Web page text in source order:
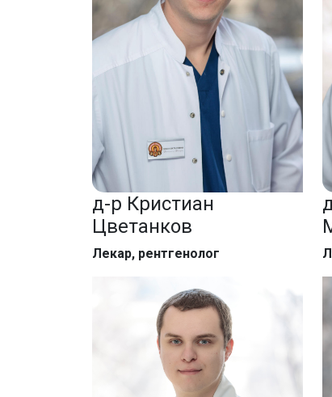
д-р Кристиан
Цветанков
Лекар, рентгенолог